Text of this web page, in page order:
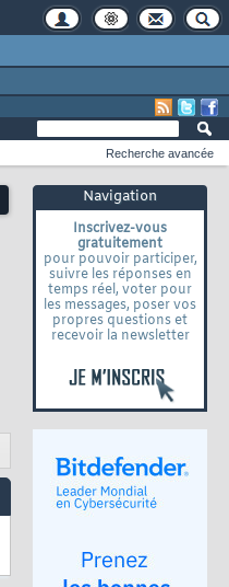
Recherche avancée
Navigation
Inscrivez-vous
gratuitement
pour pouvoir participer,
suivre les réponses en
temps réel, voter pour
les messages, poser vos
propres questions et
recevoir la newsletter